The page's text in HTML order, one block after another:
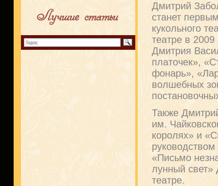
Лучшие статьи
Дмитрий
станет
кукольного
театре в
Дмитрия
платочек»,
фонарь»,
волшебных
Также
им.
королях» и
«Письмо
лунный свет»
театре.